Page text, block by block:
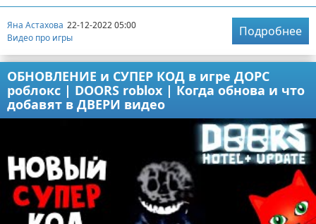
Яна Астахова 22-12-2022 05:00
Видео про игры
Подробнее
ОБНОВЛЕНИЕ и СУПЕР КОД в игре ДОРС
роблокс | DOORS roblox | Когда обнова и что
добавят в ДВЕРИ видео